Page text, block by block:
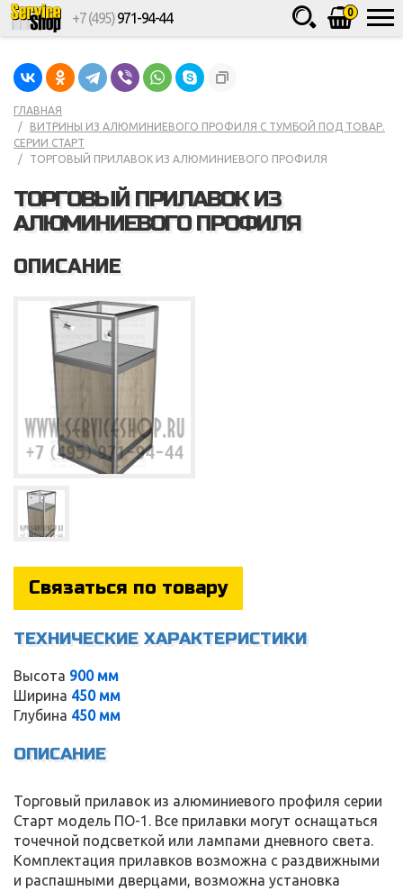
Service
0
+7 (495)971-94-44
ГЛАВНАЯ
ВИТРИНЫ ИЗ АЛЮМИНИЕВОГО ПРОФИЛЯ С ТУМБОЙ ПОД ТОВАР.
СЕРИИ СТАРТ
ТОРГОВЫЙ ПРИЛАВОК ИЗ АЛЮМИНИЕВОГО ПРОФИЛЯ
ТОРГОВЫЙ ПРИЛАВОК ИЗ
АЛЮМИНИЕВОГО ПРОФИЛЯ
ОПИСАНИЕ
Связаться по товару
ТЕХНИЧЕСКИЕ ХАРАКТЕРИСТИКИ
Высота 900 мм
Ширина 450 мм
Глубина 450 мм
ОПИСАНИЕ
Торговый прилавок из алюминиевого профиля серии
Старт модель ПО-1. Все прилавки могут оснащаться
точечной подсветкой или лампами дневного света.
Комплектация прилавков возможна с раздвижными
и распашными дверцами, возможна установка